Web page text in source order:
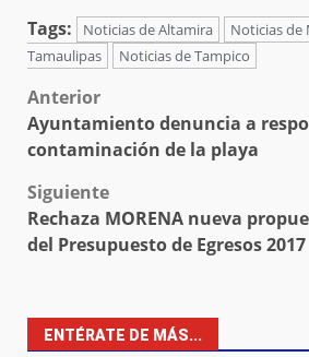
Tags:
Noticias de Altamira Noticias de
Tamaulipas
Noticias de Tampico
Post
navigation
Anterior
Ayuntamiento denuncia a
contaminación de la playa
Siguiente
Rechaza MORENA nueva
del Presupuesto de Egresos 2017
ENTÉRATE DE MÁS...